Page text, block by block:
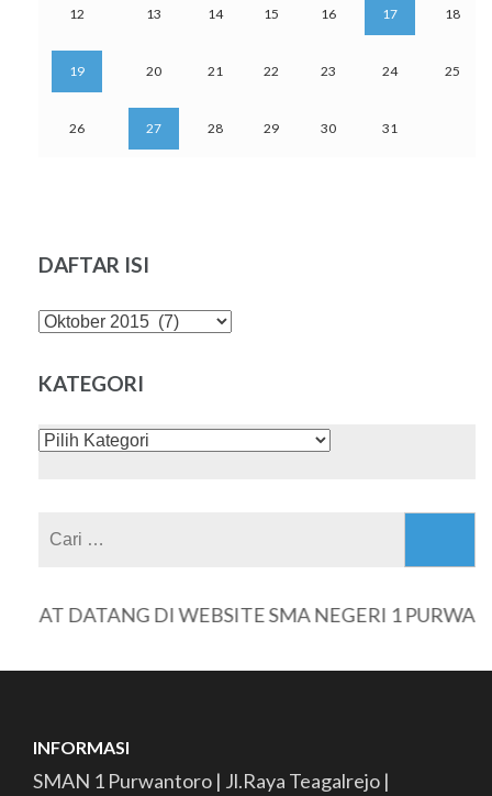
12 13 14 15 16 17 18
19 20 21 22 23 24 25
26 27 28 29 30 31
DAFTAR ISI
DAFTAR
KATEGORI
KATEGORI
DATANG DI WEBSITE SMA NEGERI 1
INFORMASI
SMAN 1 Purwantoro | Jl.Raya Teagalrejo |